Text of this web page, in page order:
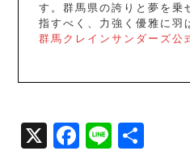
す。群馬県の誇りと夢を乗
指すべく、力強く優雅に羽
群馬クレインサンダーズ公
X
Fa Li